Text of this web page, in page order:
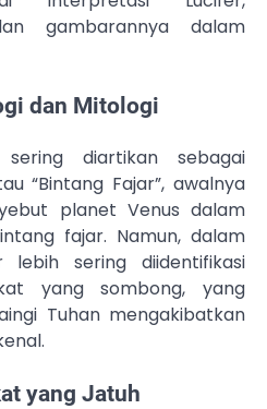
gambarannya dalam
dan Mitologi
diartikan sebagai
“Bintang Fajar”, awalnya
planet Venus dalam
fajar. Namun, dalam
lebih sering diidentifikasi
yang sombong, yang
Tuhan mengakibatkan
yang Jatuh